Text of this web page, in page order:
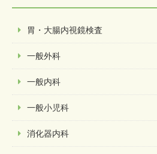
胃・大腸内視鏡検査
一般外科
一般内科
一般小児科
消化器内科